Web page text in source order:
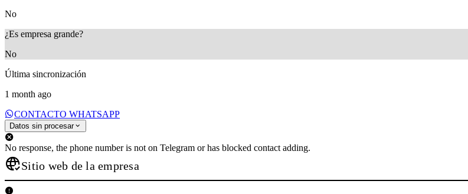
No
¿Es empresa grande?
No
Última sincronización
1 month ago
CONTACTO WHATSAPP
Datos sin procesar
No response, the phone number is not on Telegram or has blocked contact adding.
Sitio web de la empresa